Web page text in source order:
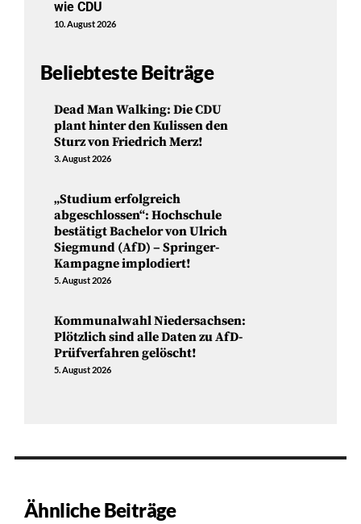
wie CDU
10. August 2026
Beliebteste Beiträge
Dead Man Walking: Die CDU
plant hinter den Kulissen den
Sturz von Friedrich Merz!
3. August 2026
„Studium erfolgreich
abgeschlossen“: Hochschule
bestätigt Bachelor von Ulrich
Siegmund (AfD) – Springer-
Kampagne implodiert!
5. August 2026
Kommunalwahl Niedersachsen:
Plötzlich sind alle Daten zu AfD-
Prüfverfahren gelöscht!
5. August 2026
Ähnliche Beiträge